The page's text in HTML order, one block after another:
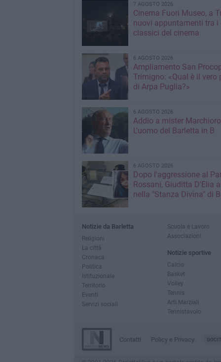
7 AGOSTO 2026
Cinema Fuori Museo, a
nuovi appuntamenti tra i
classici del cinema
6 AGOSTO 2026
Ampliamento San
Trimigno: «Qual è il vero
di Arpa Puglia?»
6 AGOSTO 2026
Addio a mister
L'uomo del Barletta in B
6 AGOSTO 2026
Dopo l'aggressione al
Rossani, Giuditta D'Elia
nella "Stanza Divina" di
Notizie da Barletta
Religioni
La città
Cronaca
Politica
Istituzionale
Territorio
Eventi
Servizi sociali
Scuola e Lavoro
Associazioni
Notizie sportive
Calcio
Basket
Volley
Tennis
Arti Marziali
Tennistavolo
Contatti Policy e Privacy